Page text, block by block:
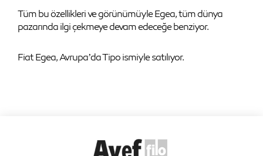
Tüm bu özellikleri ve görünümüyle Egea, tüm dünya
pazarında ilgi çekmeye devam edeceğe benziyor.
Fiat Egea, Avrupa’da Tipo ismiyle satılıyor.